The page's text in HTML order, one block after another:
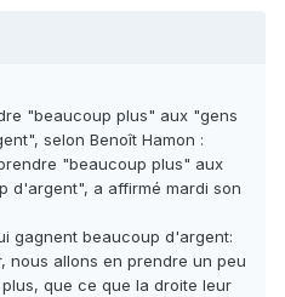
"beaucoup plus" aux "gens
selon Benoît Hamon :
"beaucoup plus" aux
d'argent", a affirmé mardi son
gagnent beaucoup d'argent:
nous allons en prendre un peu
que ce que la droite leur